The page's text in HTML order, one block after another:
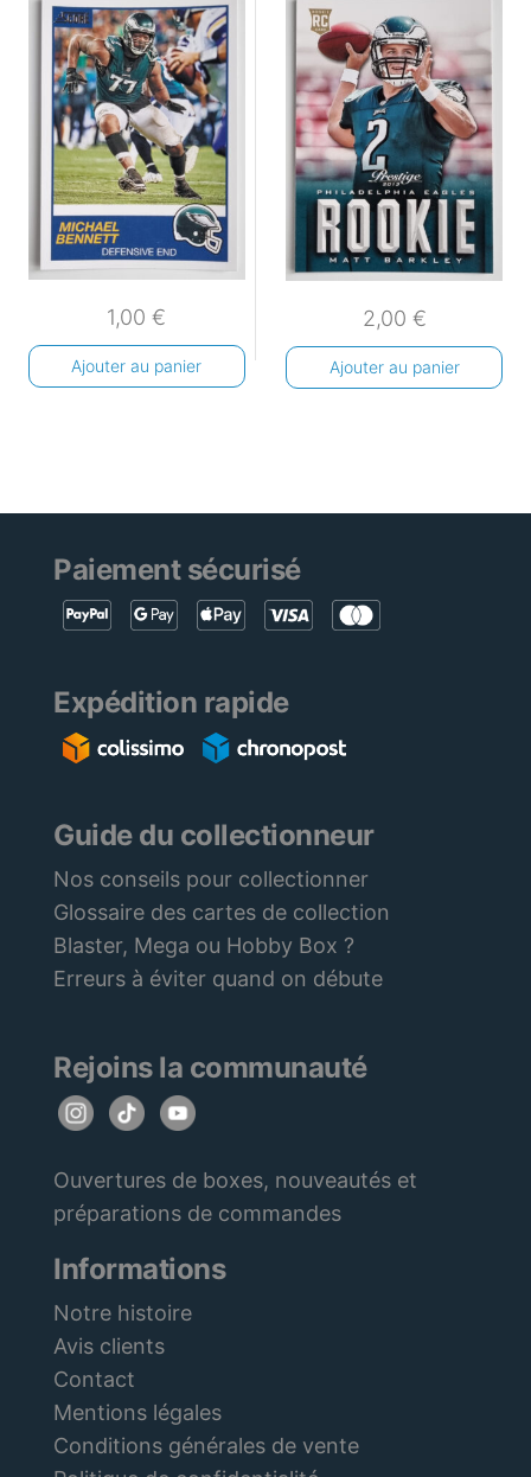
1,00€
Ajouter au panier
2,00 €
Ajouter au panier
Paiement sécurisé
Expédition rapide
Guide du collectionneur
Nos conseils pour collectionner
Glossaire des cartes de collection
Blaster, Mega ou Hobby Box ?
Erreurs à éviter quand on débute
Rejoins la communauté
Ouvertures de boxes, nouveautés et
préparations de commandes
Informations
Notre histoire
Avis clients
Contact
Mentions légales
Conditions générales de vente